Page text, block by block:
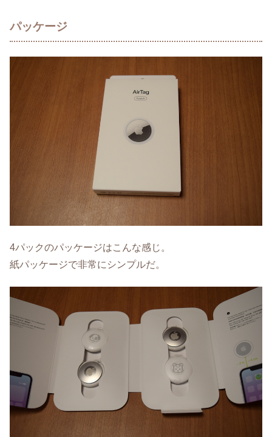
パッケージ
4パックのパッケージはこんな感じ。
紙パッケージで非常にシンプルだ。